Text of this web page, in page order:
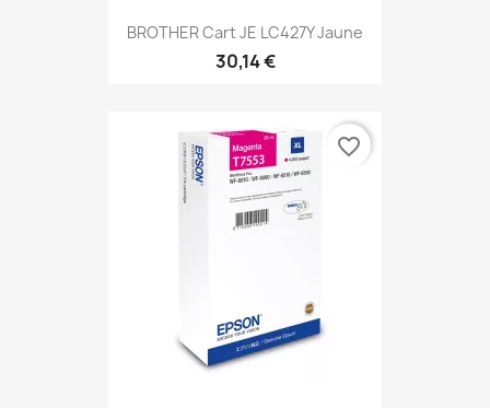
BROTHER Cart JE LC427Y Jaune
30,14 €
favorite_border